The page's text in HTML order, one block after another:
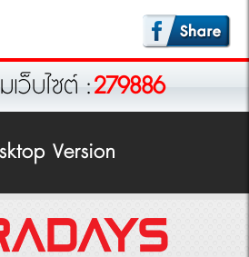
เว็บไซต์ :279886
Version